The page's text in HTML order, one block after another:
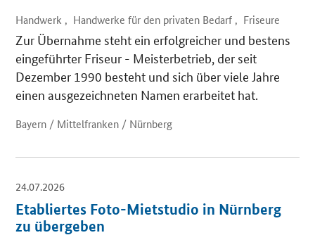
Handwerk , Handwerke für den privaten Bedarf , Friseure
Zur Übernahme steht ein erfolgreicher und bestens
eingeführter Friseur - Meisterbetrieb, der seit
Dezember 1990 besteht und sich über viele Jahre
einen ausgezeichneten Namen erarbeitet hat.
Bayern / Mittelfranken / Nürnberg
24.07.2026
Etabliertes Foto-Mietstudio in Nürnberg
zu übergeben